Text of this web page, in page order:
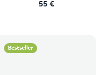
55 €
Bestseller